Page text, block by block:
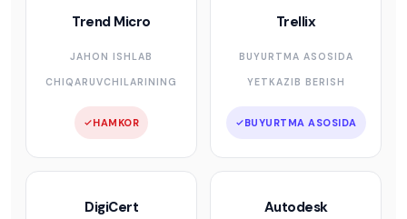
Trend Micro
JAHON ISHLAB
CHIQARUVCHILARINING
HAMKOR
Trellix
BUYURTMA ASOSIDA
YETKAZIB BERISH
BUYURTMA ASOSIDA
DigiCert Autodesk